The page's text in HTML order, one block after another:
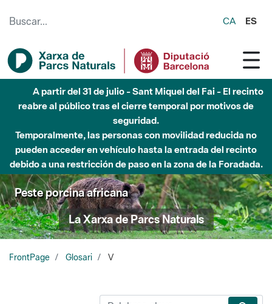
CA ES
A partir del 31 de julio - Sant Miquel del Fai - El recinto
reabre al público tras el cierre temporal por motivos de
seguridad.
Temporalmente, las personas con movilidad reducida no
pueden acceder en vehículo hasta la entrada del recinto
debido a una restricción de paso en la zona de la Foradada.
Peste porcina africana
La Xarxa de Parcs Naturals
FrontPage Glosari V